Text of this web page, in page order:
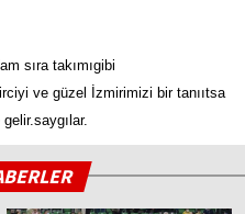
sıra takımıgibi
ve güzel İzmirimizi bir tanııtsa